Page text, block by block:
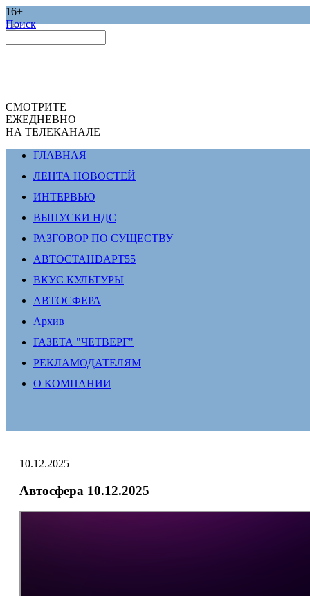
16+
Поиск
СМОТРИТЕ
ЕЖЕДНЕВНО
НА ТЕЛЕКАНАЛЕ
ГЛАВНАЯ
ЛЕНТА НОВОСТЕЙ
ИНТЕРВЬЮ
ВЫПУСКИ НДС
РАЗГОВОР ПО СУЩЕСТВУ
АВТОСТАНDАРТ55
ВКУС КУЛЬТУРЫ
АВТОСФЕРА
Архив
ГАЗЕТА "ЧЕТВЕРГ"
РЕКЛАМОДАТЕЛЯМ
О КОМПАНИИ
10.12.2025
Автосфера 10.12.2025